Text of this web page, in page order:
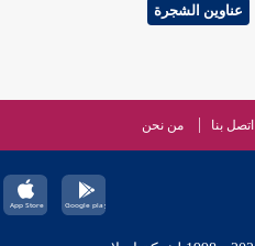
عناوين الشجرة
اتصل بنا من نحن